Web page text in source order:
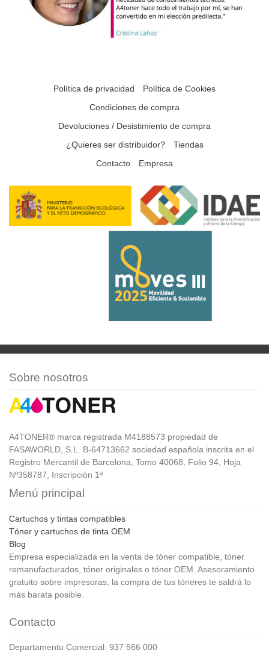
Política de privacidad
Política de Cookies
Condiciones de compra
Devoluciones / Desistimiento de compra
¿Quieres ser distribuidor?
Tiendas
Contacto
Empresa
Sobre nosotros
A4TONER® marca registrada M4188573 propiedad de
FASAWORLD, S.L. B-64713662 sociedad española inscrita en el
Registro Mercantil de Barcelona, Tomo 40068, Folio 94, Hoja
Nº358787, Inscripción 1ª
Menú principal
Cartuchos y tintas compatibles
Tóner y cartuchos de tinta OEM
Blog
Empresa especializada en la venta de tóner compatible, tóner
remanufacturados, tóner originales o tóner OEM. Asesoramiento
gratuito sobre impresoras, la compra de tus tóneres te saldrá lo
más barata posible.
Contacto
Departamento Comercial: 937 566 000